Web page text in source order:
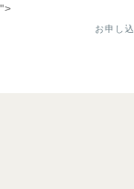
">
お申し